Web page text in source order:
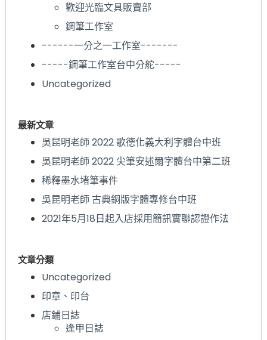
歡迎光臨文具販賣部
鋼筆工作室
------一分之一工作室-------
-----鋼筆工作室台中分舵-----
Uncategorized
最新文章
吳昆明老師 2022 歌德化義大利字體台中班
吳昆明老師 2022 尖筆安述爾字體台中第二班
稀釋墨水堵筆事件
吳昆明老師 古典銅版字體專修台中班
2021年5月18日起入店採用簡訊實聯認證作法
文章分類
Uncategorized
印章、印台
店鋪日誌
逢甲日誌